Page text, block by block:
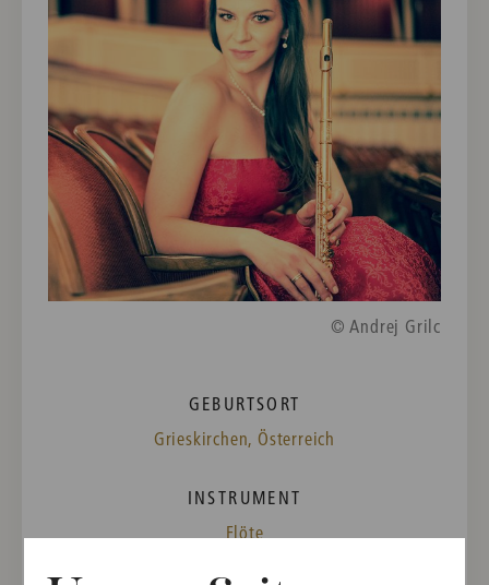
© Andrej Grilc
GEBURTSORT
Grieskirchen, Österreich
INSTRUMENT
Flöte